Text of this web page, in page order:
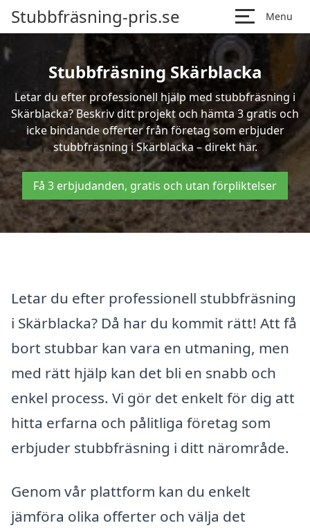
Stubbfräsning-pris.se Menu
Stubbfräsning Skärblacka
Letar du efter professionell hjälp med stubbfräsning i
Skärblacka? Beskriv ditt projekt och hämta 3 gratis och
icke bindande offerter från företag som erbjuder
stubbfräsning i Skärblacka – direkt här.
Få 3 erbjudanden, gratis och utan förpliktelser
Letar du efter professionell stubbfräsning
i Skärblacka? Då har du kommit rätt! Att få
bort stubbar kan vara en utmaning, men
med rätt hjälp kan det bli en snabb och
enkel process. Vi gör det enkelt för dig att
hitta erfarna och pålitliga företag som
erbjuder stubbfräsning i ditt närområde.
Genom vår plattform kan du enkelt
jämföra olika offerter och välja det